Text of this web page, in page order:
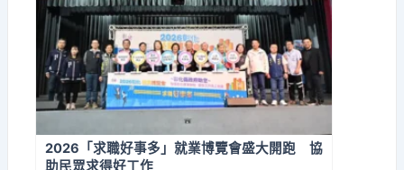
2026「求職好事多」就業博覽會盛大開跑 協
助民眾求得好工作